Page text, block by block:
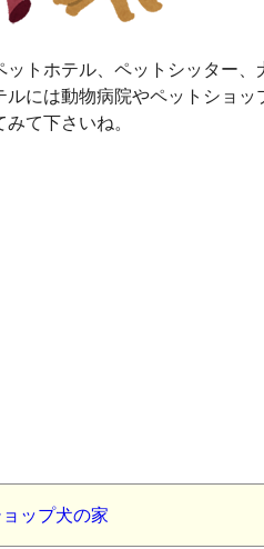
ットホテル、ペットシッター、
ルには動物病院やペットショ
て下さいね。
ップ犬の家